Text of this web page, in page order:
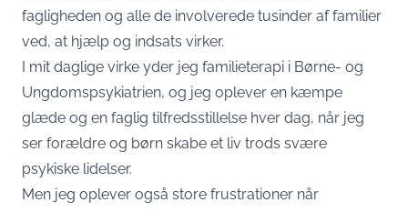
fagligheden og alle de involverede tusinder af familier
ved, at hjælp og indsats virker.
I mit daglige virke yder jeg familieterapi i Børne- og
Ungdomspsykiatrien, og jeg oplever en kæmpe
glæde og en faglig tilfredsstillelse hver dag, når jeg
ser forældre og børn skabe et liv trods svære
psykiske lidelser.
Men jeg oplever også store frustrationer når